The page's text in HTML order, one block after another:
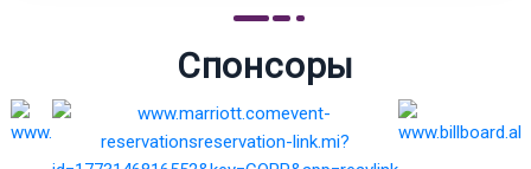
Спонсоры